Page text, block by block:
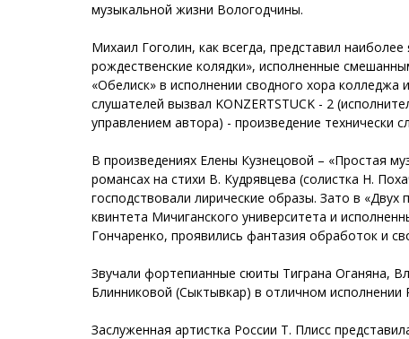
музыкальной жизни Вологодчины.
Михаил Гоголин, как всегда, представил
рождественские колядки», исполненные
«Обелиск» в исполнении сводного хора
слушателей вызвал KONZERTSTUCK - 2
управлением автора) - произведение
В произведениях Елены Кузнецовой – «Простая
романсах на стихи В. Кудрявцева (солистка Н.
господствовали лирические образы. Зато в
квинтета Мичиганского университета и
Гончаренко, проявились фантазия обработок и
Звучали фортепианные сюиты Тиграна Оганяна,
Блинниковой (Сыктывкар) в отличном исполнении
Заслуженная артистка России Т. Плисс